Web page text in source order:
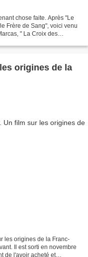
chose faite. Après "Le
Frère de Sang", voici venu
" La Croix des
origines de la
les origines de la Franc-
Il est sorti en novembre
de l'avoir acheté et